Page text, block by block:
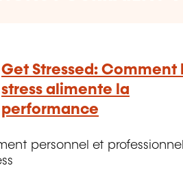
Get Stressed: Comment
stress alimente la
performance
personnel et